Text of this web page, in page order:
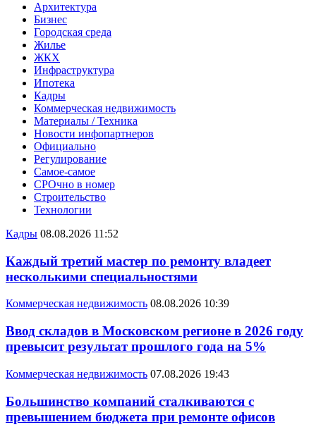
Архитектура
Бизнес
Городская среда
Жилье
ЖКХ
Инфраструктура
Ипотека
Кадры
Коммерческая недвижимость
Материалы / Техника
Новости инфопартнеров
Официально
Регулирование
Самое-самое
СРОчно в номер
Строительство
Технологии
Кадры 08.08.2026 11:52
Каждый третий мастер по ремонту владеет
несколькими специальностями
Коммерческая недвижимость 08.08.2026 10:39
Ввод складов в Московском регионе в 2026 году
превысит результат прошлого года на 5%
Коммерческая недвижимость 07.08.2026 19:43
Большинство компаний сталкиваются с
превышением бюджета при ремонте офисов